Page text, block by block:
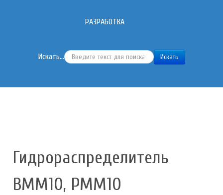
РАЗРАБОТКА
Искать... Искать
Гидрораспределитель
ВММ10, РММ10